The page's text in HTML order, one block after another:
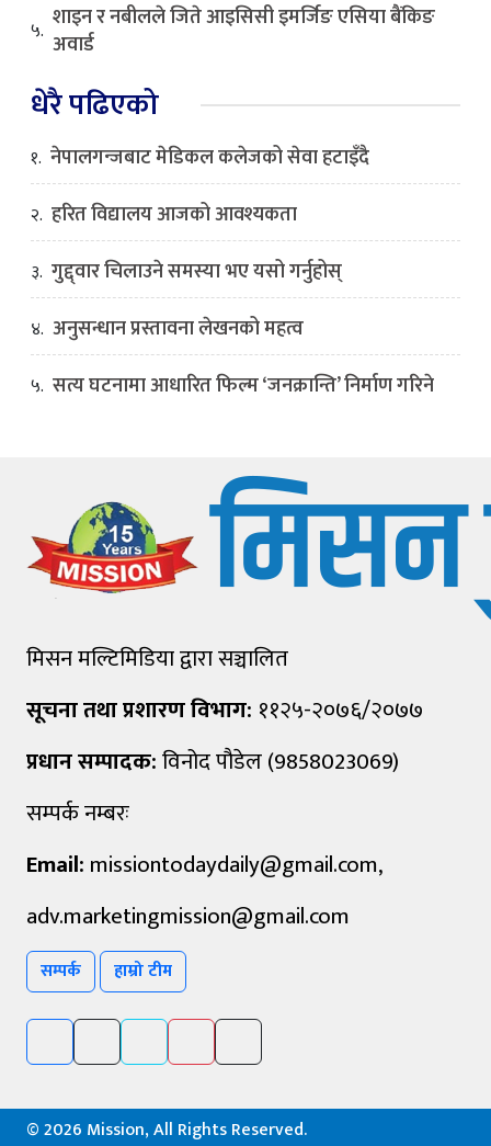
५. शाइन र नबीलले जिते आइसिसी इमर्जिङ एसिया बैंकिङ
अवार्ड
धेरै पढिएको
१. नेपालगन्जबाट मेडिकल कलेजको सेवा हटाइँदै
२. हरित विद्यालय आजको आवश्यकता
३. गुद्द्वार चिलाउने समस्या भए यसो गर्नुहोस्
४. अनुसन्धान प्रस्तावना लेखनको महत्व
५. सत्य घटनामा आधारित फिल्म ‘जनक्रान्ति’ निर्माण गरिने
मिसन मल्टिमिडिया द्वारा सञ्चालित
सूचना तथा प्रशारण विभाग: ११२५-२०७६/२०७७
प्रधान सम्पादक:विनोद पौडेल (9858023069)
सम्पर्क नम्बरः
Email: missiontodaydaily@gmail.com,
adv.marketingmission@gmail.com
सम्पर्क हाम्रो टीम
©2026 Mission, All Rights Reserved.